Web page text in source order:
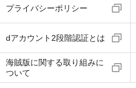
プライバシーポリシー
dアカウント2段階認証とは
海賊版に関する取り組みに
ついて